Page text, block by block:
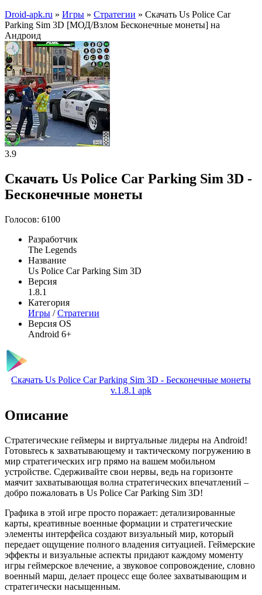
Droid-apk.ru » Игры » Стратегии » Скачать Us Police Car
Parking Sim 3D [МОД/Взлом Бесконечные монеты] на
Андроид
3.9
Скачать Us Police Car Parking Sim 3D -
Бесконечные монеты
Голосов: 6100
Разработчик
The Legends
Название
Us Police Car Parking Sim 3D
Версия
1.8.1
Категория
Игры /Стратегии
Версия OS
Android 6+
Скачать Us Police Car Parking Sim 3D - Бесконечные монеты
v.1.8.1 apk
Описание
Стратегические геймеры и виртуальные лидеры на Android!
Готовьтесь к захватывающему и тактическому погружению в
мир стратегических игр прямо на вашем мобильном
устройстве. Сдерживайте свои нервы, ведь на горизонте
маячит захватывающая волна стратегических впечатлений –
добро пожаловать в Us Police Car Parking Sim 3D!
Графика в этой игре просто поражает: детализированные
карты, креативные военные формации и стратегические
элементы интерфейса создают визуальный мир, который
передает ощущение полного владения ситуацией. Геймерские
эффекты и визуальные аспекты придают каждому моменту
игры геймерское влечение, а звуковое сопровождение, словно
военный марш, делает процесс еще более захватывающим и
стратегически насыщенным.